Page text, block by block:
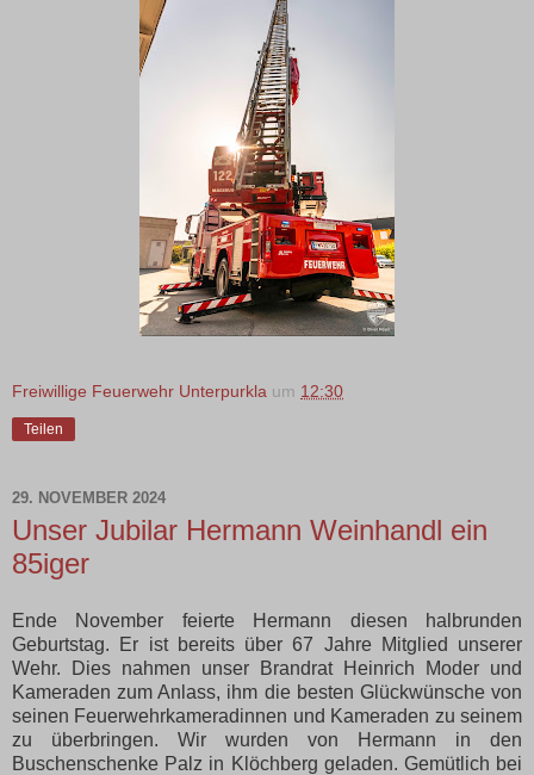
Freiwillige Feuerwehr Unterpurkla um 12:30
Teilen
29. NOVEMBER 2024
Unser Jubilar Hermann Weinhandl ein
85iger
Ende November feierte Hermann diesen halbrunden
Geburtstag. Er ist bereits über 67 Jahre Mitglied unserer
Wehr. Dies nahmen unser Brandrat Heinrich Moder und
Kameraden zum Anlass, ihm die besten Glückwünsche von
seinen Feuerwehrkameradinnen und Kameraden zu seinem
zu überbringen. Wir wurden von Hermann in den
Buschenschenke Palz in Klöchberg geladen. Gemütlich bei